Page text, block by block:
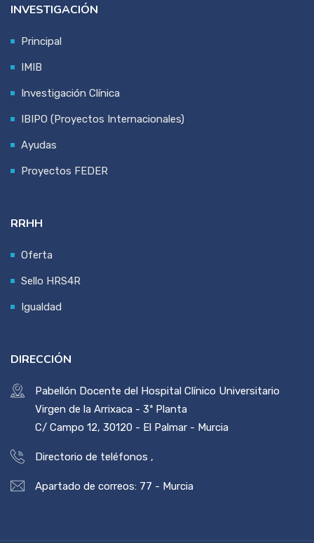
INVESTIGACIÓN
Principal
IMIB
Investigación Clínica
IBIPO (Proyectos Internacionales)
Ayudas
Proyectos FEDER
RRHH
Oferta
Sello HRS4R
Igualdad
DIRECCIÓN
Pabellón Docente del Hospital Clínico Universitario
Virgen de la Arrixaca - 3ª Planta
C/ Campo 12, 30120 - El Palmar - Murcia
Directorio de teléfonos ,
Apartado de correos: 77 - Murcia